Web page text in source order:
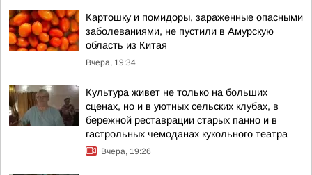
Картошку и помидоры, зараженные опасными
заболеваниями, не пустили в Амурскую
область из Китая
Вчера, 19:34
Культура живет не только на больших
сценах, но и в уютных сельских клубах, в
бережной реставрации старых панно и в
гастрольных чемоданах кукольного театра
Вчера, 19:26